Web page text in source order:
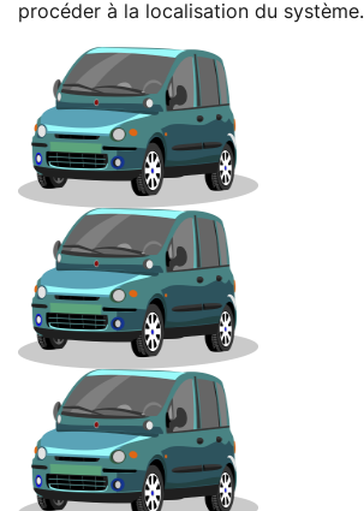
procéder à la localisation du système.